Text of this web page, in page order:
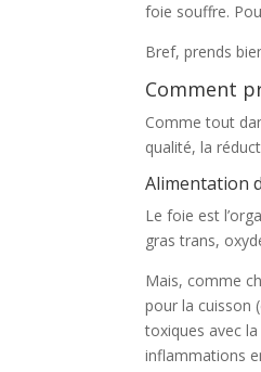
foie souffre.
Bref, prends
Comment
Comme tout
qualité, la
Alimentation
Le foie est
gras trans,
Mais, comme
pour la cuisson
toxiques avec
inflammations